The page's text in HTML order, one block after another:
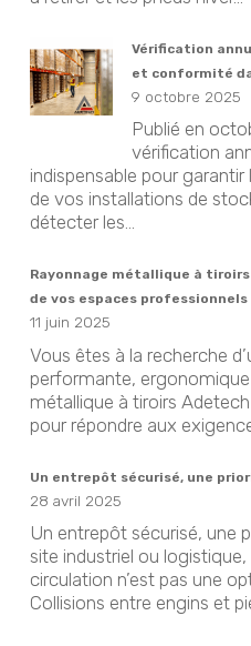
Vérification
et conformité
9 octobre 2025
Publié en
vérification
indispensable pour
de vos installations de
détecter les...
Rayonnage métallique à
de vos espaces professionnels
11 juin 2025
Vous êtes à la recherche
performante,
métallique à tiroirs
pour répondre aux
Un entrepôt sécurisé, une
28 avril 2025
Un entrepôt sécurisé, une
site industriel ou
circulation n’est pas une
Collisions entre engins et